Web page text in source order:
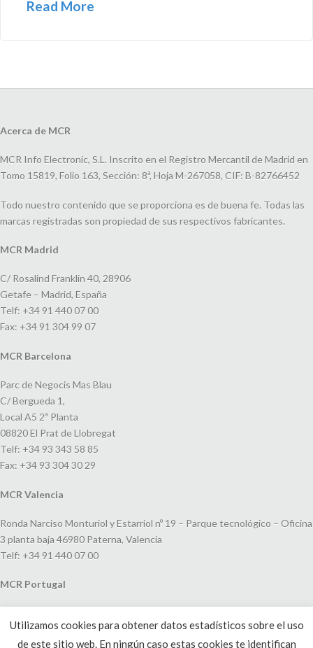
Read More
Acerca de MCR
MCR Info Electronic, S.L. Inscrito en el Registro Mercantil de Madrid en
Tomo 15819, Folio 163, Sección: 8ª, Hoja M-267058, CIF: B-82766452
Todo nuestro contenido que se proporciona es de buena fe. Todas las
marcas registradas son propiedad de sus respectivos fabricantes.
MCR Madrid
C/ Rosalind Franklin 40, 28906
Getafe – Madrid, España
Telf: +34 91 440 07 00
Fax: +34 91 304 99 07
MCR Barcelona
Parc de Negocis Mas Blau
C/ Bergueda 1,
Local A5 2ª Planta
08820 El Prat de Llobregat
Telf: +34 93 343 58 85
Fax: +34 93 304 30 29
MCR Valencia
Ronda Narciso Monturiol y Estarriol nº 19 – Parque tecnológico – Oficina
3 planta baja 46980 Paterna, Valencia
Telf: +34 91 440 07 00
MCR Portugal
João V, 24
1250-091 Lisboa, Portugal
Utilizamos cookies para obtener datos estadísticos sobre el uso
de este sitio web. En ningún caso estas cookies te identifican